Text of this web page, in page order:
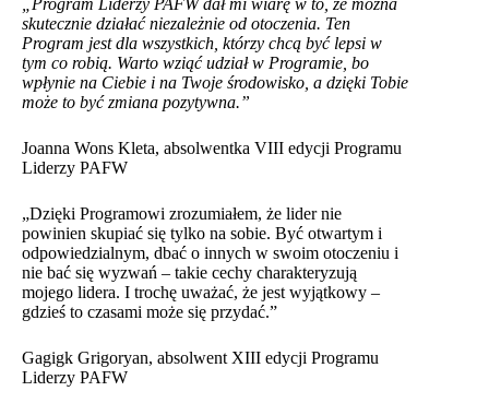
„Program Liderzy PAFW dał mi wiarę w to, że można
skutecznie działać niezależnie od otoczenia. Ten
Program jest dla wszystkich, którzy chcą być lepsi w
tym co robią. Warto wziąć udział w Programie, bo
wpłynie na Ciebie i na Twoje środowisko, a dzięki Tobie
może to być zmiana pozytywna.”
Joanna Wons Kleta, absolwentka VIII edycji Programu
Liderzy PAFW
„Dzięki Programowi zrozumiałem, że lider nie
powinien skupiać się tylko na sobie. Być otwartym i
odpowiedzialnym, dbać o innych w swoim otoczeniu i
nie bać się wyzwań – takie cechy charakteryzują
mojego lidera. I trochę uważać, że jest wyjątkowy –
gdzieś to czasami może się przydać.”
Gagigk Grigoryan, absolwent XIII edycji Programu
Liderzy PAFW